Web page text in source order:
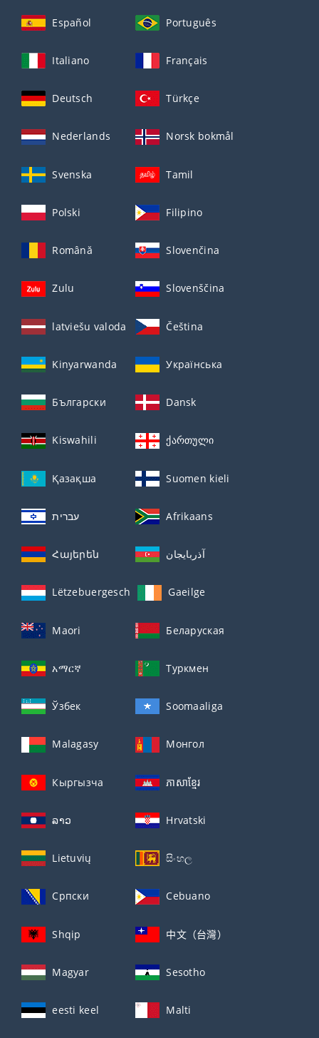
Español Português
Italiano Français
Deutsch Türkçe
Nederlands Norsk bokmål
Svenska Tamil
Polski Filipino
Română Slovenčina
Zulu Slovenščina
latviešu valoda Čeština
Kinyarwanda Українська
Български Dansk
Kiswahili ქართული
Қазақша Suomen kieli
עברית Afrikaans
Հայերեն آذربايجان
Lëtzebuergesch Gaeilge
Maori Беларуская
አማርኛ Туркмен
Ўзбек Soomaaliga
Malagasy Монгол
Кыргызча ភាសាខ្មែរ
ລາວ Hrvatski
Lietuvių සිංහල
Српски Cebuano
Shqip 中文（台灣）
Magyar Sesotho
eesti keel Malti